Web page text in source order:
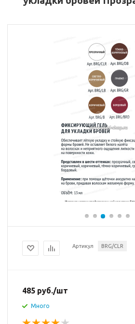
Артикул BRG/CLR
485 руб./шт
Много